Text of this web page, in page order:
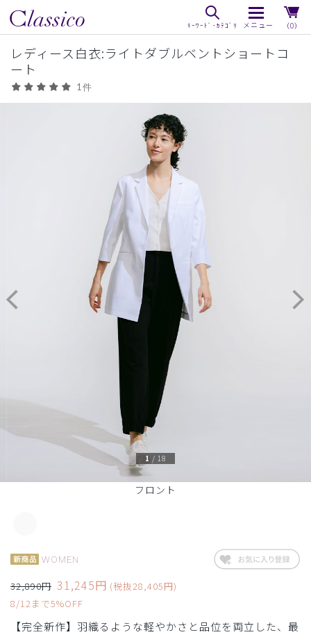
（0）
レディース白衣:ライトダブルベントショートコ
ート
1件
フロント
1 / 18
WOMEN
32,890円 31,245円 (税抜28,405円)
8/12まで5%OFF
【完全新作】羽織るような軽やかさと品位を両立した、最